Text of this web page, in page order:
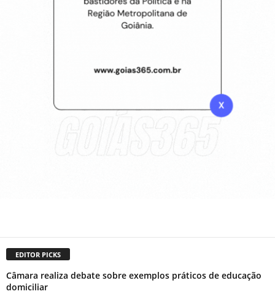
EDITOR PICKS
Câmara realiza debate sobre exemplos práticos de educação
domiciliar